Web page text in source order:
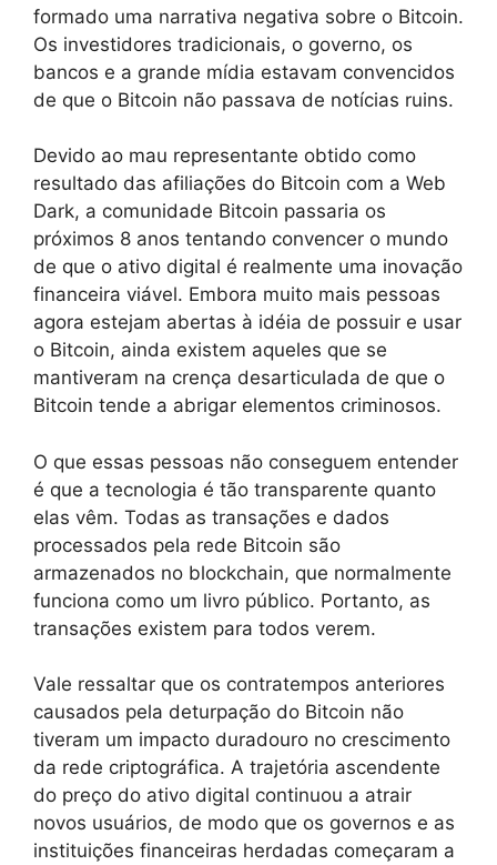
formado uma narrativa negativa sobre o Bitcoin.
Os investidores tradicionais, o governo, os
bancos e a grande mídia estavam convencidos
de que o Bitcoin não passava de notícias ruins.
Devido ao mau representante obtido como
resultado das afiliações do Bitcoin com a Web
Dark, a comunidade Bitcoin passaria os
próximos 8 anos tentando convencer o mundo
de que o ativo digital é realmente uma inovação
financeira viável. Embora muito mais pessoas
agora estejam abertas à idéia de possuir e usar
o Bitcoin, ainda existem aqueles que se
mantiveram na crença desarticulada de que o
Bitcoin tende a abrigar elementos criminosos.
O que essas pessoas não conseguem entender
é que a tecnologia é tão transparente quanto
elas vêm. Todas as transações e dados
processados pela rede Bitcoin são
armazenados no blockchain, que normalmente
funciona como um livro público. Portanto, as
transações existem para todos verem.
Vale ressaltar que os contratempos anteriores
causados pela deturpação do Bitcoin não
tiveram um impacto duradouro no crescimento
da rede criptográfica. A trajetória ascendente
do preço do ativo digital continuou a atrair
novos usuários, de modo que os governos e as
instituições financeiras herdadas começaram a